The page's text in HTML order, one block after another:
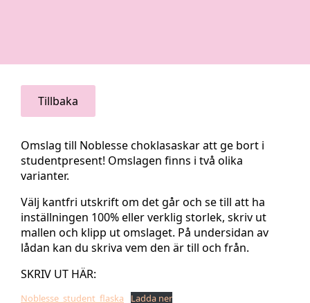
Tillbaka
Omslag till Noblesse choklasaskar att ge bort i
studentpresent! Omslagen finns i två olika
varianter.
Välj kantfri utskrift om det går och se till att ha
inställningen 100% eller verklig storlek, skriv ut
mallen och klipp ut omslaget. På undersidan av
lådan kan du skriva vem den är till och från.
SKRIV UT HÄR:
Noblesse_student_flaska Ladda ner